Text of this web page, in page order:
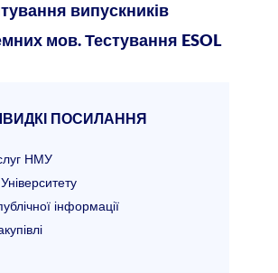
випускників
мов. Тестування ESOL
ПОСИЛАННЯ
НМУ
інформації